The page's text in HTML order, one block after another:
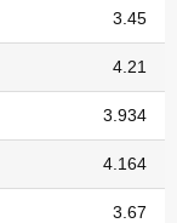
3.45
4.21
3.934
4.164
3.67